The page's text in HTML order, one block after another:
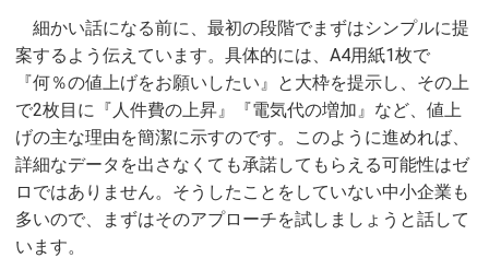
細かい話になる前に、最初の段階でまずはシンプルに提
案するよう伝えています。具体的には、A4用紙1枚で
『何％の値上げをお願いしたい』と大枠を提示し、その上
で2枚目に『人件費の上昇』『電気代の増加』など、値上
げの主な理由を簡潔に示すのです。このように進めれば、
詳細なデータを出さなくても承諾してもらえる可能性はゼ
ロではありません。そうしたことをしていない中小企業も
多いので、まずはそのアプローチを試しましょうと話して
います。